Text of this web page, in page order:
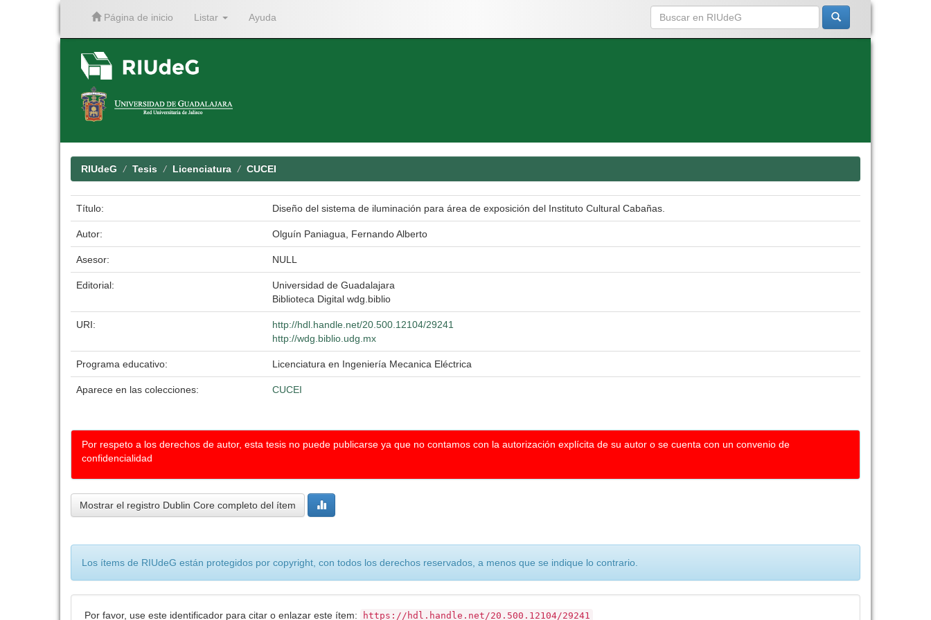
Página de inicio Listar Ayuda
RIUdeG Tesis Licenciatura CUCEI
Título: Diseño del sistema de iluminación para área de exposición del Instituto Cultural Cabañas.
Autor: Olguín Paniagua, Fernando Alberto
Asesor: NULL
Editorial:
Universidad de Guadalajara
Biblioteca Digital wdg.biblio
URI:
http://hdl.handle.net/20.500.12104/29241
http://wdg.biblio.udg.mx
Programa educativo: Licenciatura en Ingeniería Mecanica Eléctrica
Aparece en las colecciones: CUCEI
Por respeto a los derechos de autor, esta tesis no puede publicarse ya que no contamos con la autorización explícita de su autor o se cuenta con un convenio de
confidencialidad
Mostrar el registro Dublin Core completo del ítem
Los ítems de RIUdeG están protegidos por copyright, con todos los derechos reservados, a menos que se indique lo contrario.
Por favor, use este identificador para citar o enlazar este ítem: https://hdl.handle.net/20.500.12104/29241